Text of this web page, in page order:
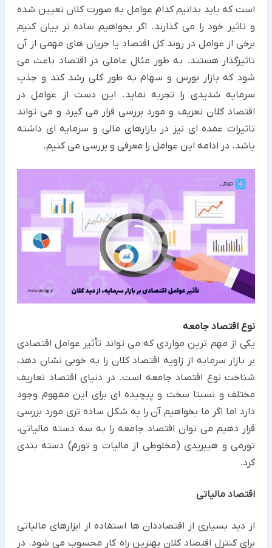
است که باید بدانیم کدام عوامل به صورت کلان تعیین شده
و تاثیر خود را می گذارند. اگر بخواهیم ساده تر بیان کنیم
برخی از عوامل در روند کل اقتصاد یا جریان های مهمی از آن
تاثیرگذار هستند. به طور مثال عاملی در اقتصاد باعث می
شود که بازار بورس و سهام به طور کلی رشد کند و جذب
سرمایه شدیدی را تجربه نماید. این دست از عوامل در
اقتصاد کلان تعریف و مورد بررسی قرار می گیرد و می تواند
تاثیرات عمده ای نیز در بازارهای مالی و سرمایه ای داشته
باشد. در ادامه این عوامل را معرفی و بررسی می کنیم.
نوع اقتصاد جامعه
یکی از مهم ترین مواردی که می تواند تأثیر عوامل اقتصادی
بر بازار سرمایه از زاویه اقتصاد کلان را به خوبی نشان دهد،
شناخت نوع اقتصاد جامعه است. در دنیای اقتصاد تعاریف
مختلف و نسبتا سخت و پیچیده ای برای این مفهوم وجود
دارد اما اگر ما بخواهیم آن را به شکل ساده تری مورد بررسی
قرار دهیم می توان اقتصاد جامعه را به سه دسته مالیاتی،
تورمی و هیبریدی (مخلوطی از مالیات و تورم) دسته بندی
کرد.
اقتصاد مالیاتی
از دید بسیاری از اقتصاددان ها استفاده از ابزارهای مالیاتی
برای کنترل اقتصاد کلان بهترین راه کار محسوب می شود. در